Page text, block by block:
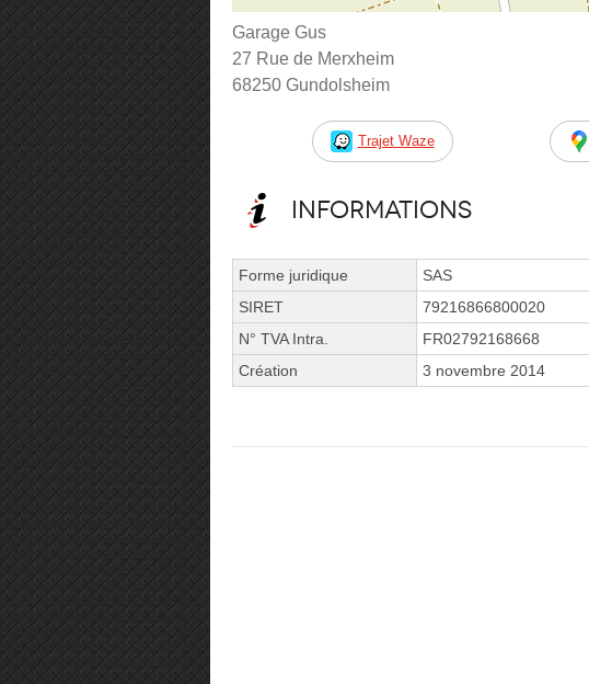
Garage Gus
27 Rue de Merxheim
68250 Gundolsheim
Trajet Waze
Informations
Forme juridique
SAS
SIRET
79216866800020
N° TVA Intra.
FR02792168668
Création
3 novembre 2014